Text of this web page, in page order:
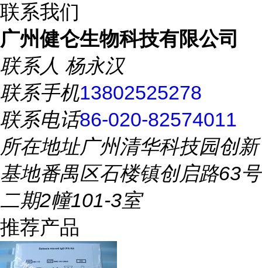
联系我们
广州健仑生物科技有限公司
联系人 杨永汉
联系手机13802525278
联系电话86-020-82574011
所在地址广州清华科技园创新
基地番禺区石楼镇创启路63号
二期2幢101-3室
推荐产品